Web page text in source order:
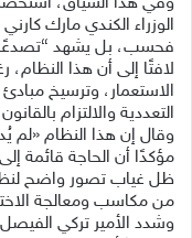
الوزراء الكندي مارك
فحسب، بل يشهد “تصدعًا”
لافتًا إلى أن هذا
الاستعمار، وترسيخ
التعددية والالتزام
وقال إن هذا النظام «لم
مؤكدًا أن الحاجة قائمة
ظل غياب تصور واضح
من مكاسب ومعالجة
وشدد الأمير تركي